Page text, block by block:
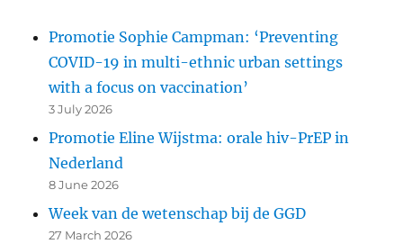
Promotie Sophie Campman: ‘Preventing
COVID-19 in multi-ethnic urban settings
with a focus on vaccination’
3 July 2026
Promotie Eline Wijstma: orale hiv-PrEP in
Nederland
8 June 2026
Week van de wetenschap bij de GGD
27 March 2026